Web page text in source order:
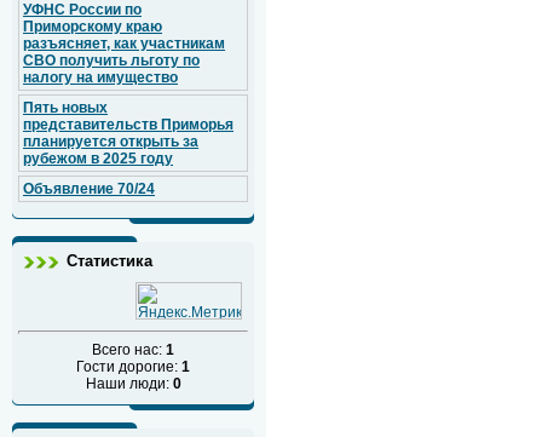
УФНС России по
Приморскому краю
разъясняет, как участникам
СВО получить льготу по
налогу на имущество
Пять новых
представительств Приморья
планируется открыть за
рубежом в 2025 году
Объявление 70/24
Статистика
Всего нас: 1
Гости дорогие: 1
Наши люди: 0